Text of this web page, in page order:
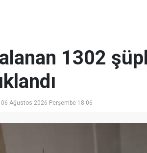
1302
06 Ağustos 2026 Perşembe 18:06